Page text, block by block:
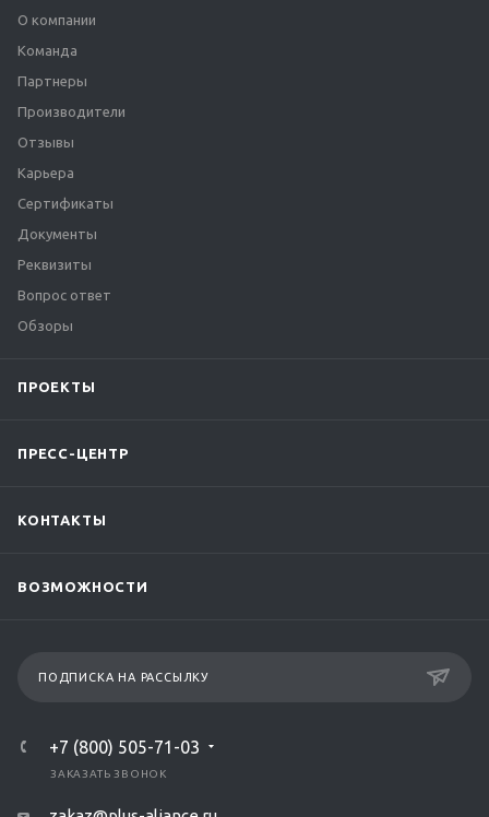
О компании
Команда
Партнеры
Производители
Отзывы
Карьера
Сертификаты
Документы
Реквизиты
Вопрос ответ
Обзоры
ПРОЕКТЫ
ПРЕСС-ЦЕНТР
КОНТАКТЫ
ВОЗМОЖНОСТИ
ПОДПИСКА НА РАССЫЛКУ
+7 (800) 505-71-03
ЗАКАЗАТЬ ЗВОНОК